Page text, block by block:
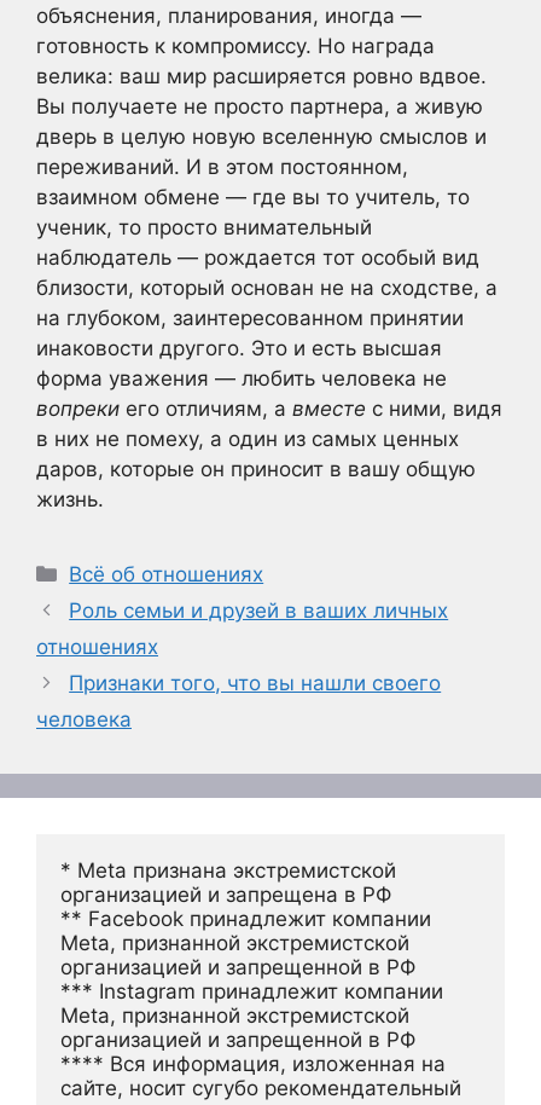
объяснения, планирования, иногда —
готовность к компромиссу. Но награда
велика: ваш мир расширяется ровно вдвое.
Вы получаете не просто партнера, а живую
дверь в целую новую вселенную смыслов и
переживаний. И в этом постоянном,
взаимном обмене — где вы то учитель, то
ученик, то просто внимательный
наблюдатель — рождается тот особый вид
близости, который основан не на сходстве, а
на глубоком, заинтересованном принятии
инаковости другого. Это и есть высшая
форма уважения — любить человека не
вопреки его отличиям, а вместе с ними, видя
в них не помеху, а один из самых ценных
даров, которые он приносит в вашу общую
жизнь.
Рубрики
Всё об отношениях
Роль семьи и друзей в ваших личных
отношениях
Признаки того, что вы нашли своего
человека
* Meta признана экстремистской
организацией и запрещена в РФ
** Facebook принадлежит компании
Meta, признанной экстремистской
организацией и запрещенной в РФ
*** Instagram принадлежит компании
Meta, признанной экстремистской
организацией и запрещенной в РФ
**** Вся информация, изложенная на
сайте, носит сугубо рекомендательный